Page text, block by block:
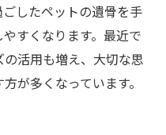
したペットの遺骨を手
すくなります。最近で
活用も増え、大切な思
が多くなっています。